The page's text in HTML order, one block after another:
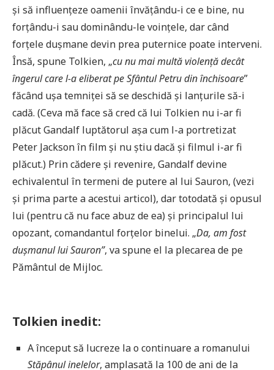
și să influențeze oamenii învățându-i ce e bine, nu
forțându-i sau dominându-le voințele, dar când
forțele dușmane devin prea puternice poate interveni.
Însă, spune Tolkien, „cu nu mai multă violență decât
îngerul care l-a eliberat pe Sfântul Petru din închisoare”
făcând ușa temniței să se deschidă și lanțurile să-i
cadă. (Ceva mă face să cred că lui Tolkien nu i-ar fi
plăcut Gandalf luptătorul așa cum l-a portretizat
Peter Jackson în film și nu știu dacă și filmul i-ar fi
plăcut.) Prin cădere și revenire, Gandalf devine
echivalentul în termeni de putere al lui Sauron, (vezi
și prima parte a acestui articol), dar totodată și opusul
lui (pentru că nu face abuz de ea) și principalul lui
opozant, comandantul forțelor binelui. „Da, am fost
dușmanul lui Sauron”, va spune el la plecarea de pe
Pământul de Mijloc.
Tolkien inedit:
A început să lucreze la o continuare a romanului
Stăpânul inelelor, amplasată la 100 de ani de la